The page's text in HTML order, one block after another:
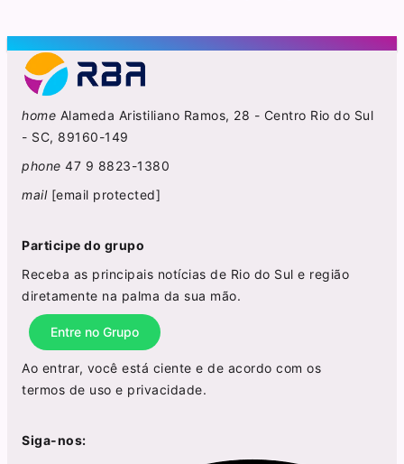
home Alameda Aristiliano Ramos, 28 - Centro Rio do Sul
- SC, 89160-149
phone 47 9 8823-1380
mail [email protected]
Participe do grupo
Receba as principais notícias de Rio do Sul e região
diretamente na palma da sua mão.
Entre no Grupo
Ao entrar, você está ciente e de acordo com os
termos de uso e privacidade.
Siga-nos: